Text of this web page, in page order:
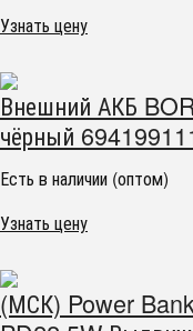
Узнать цену
Внешний АКБ
чёрный
Есть в наличии (оптом)
Узнать цену
(МСК) Power